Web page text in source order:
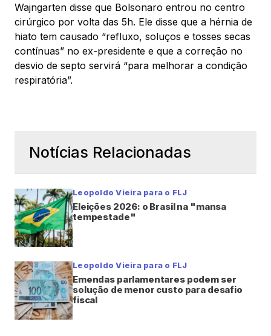
Wajngarten disse que Bolsonaro entrou no centro
cirúrgico por volta das 5h. Ele disse que a hérnia de
hiato tem causado “refluxo, soluços e tosses secas
contínuas” no ex-presidente e que a correção no
desvio de septo servirá “para melhorar a condição
respiratória”.
Notícias Relacionadas
Leopoldo Vieira para o FLJ
Eleições 2026: o Brasil na "mansa
tempestade"
Leopoldo Vieira para o FLJ
Emendas parlamentares podem ser
solução de menor custo para desafio
fiscal